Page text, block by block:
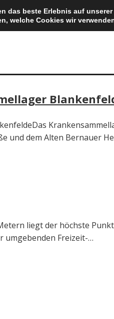
und dem Alten Bernauer
liegt der höchste
umgebenden Freizeit-…
das beste Erlebnis auf
welche Cookies wir